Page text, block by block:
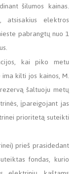
šilumos kainas.
atsisakius elektros
pabrangtų nuo 1
kai piko metu
kilti jos kainos, M.
šaltuoju metų
įpareigojant jas
prioritetą suteikti
prieš prasidedant
fondas, kurio